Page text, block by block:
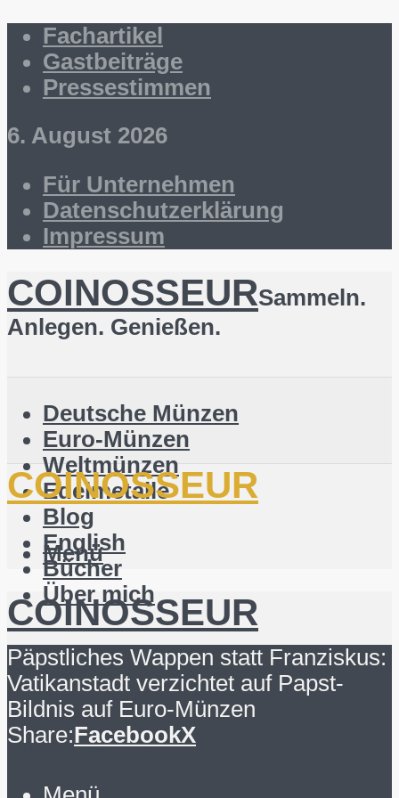
Fachartikel
Gastbeiträge
Pressestimmen
6. August 2026
Für Unternehmen
Datenschutzerklärung
Impressum
COINOSSEURSammeln.
Anlegen. Genießen.
Deutsche Münzen
Euro-Münzen
Weltmünzen
Edelmetalle
Blog
English
Bücher
Über mich
Suchen
Suchen
COINOSSEUR
Menü
COINOSSEUR
Deutsche Münzen
Euro-Münzen
Weltmünzen
Edelmetalle
Päpstliches Wappen statt Franziskus:
Vatikanstadt verzichtet auf Papst-
Bildnis auf Euro-Münzen
Share:FacebookX